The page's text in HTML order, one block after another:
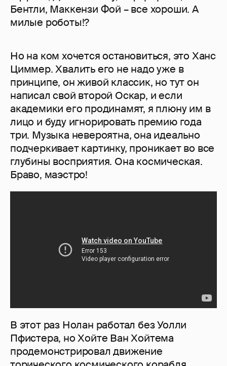
Бентли, Маккензи Фой – все хороши. А
милые роботы!?
Но на ком хочется остановиться, это Ханс
Циммер. Хвалить его не надо уже в
принципе, он живой классик, но тут он
написал свой второй Оскар, и если
академики его продинамят, я плюну им в
лицо и буду игнорировать премию года
три. Музыка невероятна, она идеально
подчеркивает картинку, проникает во все
глубины восприятия. Она космическая.
Браво, маэстро!
В этот раз Нолан работал без Уолли
Пфистера, но Хойте Ван Хойтема
продемонстрировал движение